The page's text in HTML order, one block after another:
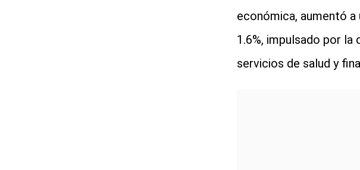
económica, aumentó
1.6%, impulsado por
servicios de salud y